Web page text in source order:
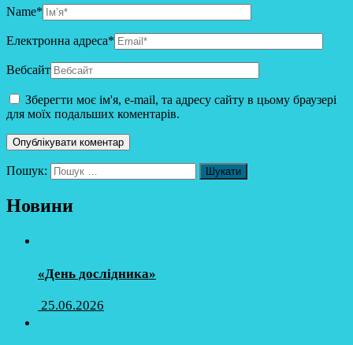
Name*
Електронна адреса*
Вебсайт
Зберегти моє ім'я, e-mail, та адресу сайту в цьому браузері
для моїх подальших коментарів.
Пошук:
Новини
«День дослідника»
25.06.2026